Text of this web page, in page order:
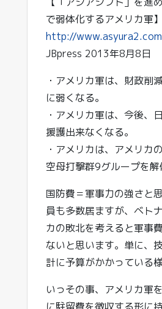
で弱体化するアメリカ軍】
http://
JBpress 2013年8月8日
・アメリカ軍は、財政削
に弱くなる。
・アメリカ軍は、今後、
援護出来なくなる。
・アメリカは、アメリカ
空母打撃群9グループを解
国防費＝軍事力の強さと
員も多数居ますが、ベト
カの敗北を考えると軍事
ないと思います。単に、
計に予算がかかっている
いっその事、アメリカ軍